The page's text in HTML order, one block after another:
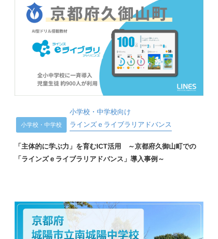
小学校・中学校
小学校・中学校向け
ラインズｅライブラリアドバンス
「主体的に学ぶ力」を育むICT活用 ～京都府久御山町での
「ラインズｅライブラリアドバンス」導入事例～